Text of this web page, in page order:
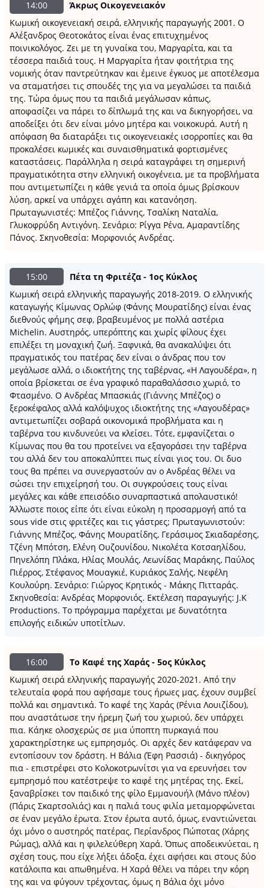
14:00
Άκρως Οικογενειακόν
Κωμική οικογενειακή σειρά, ελληνικής παραγωγής 2001. Ο
Αλέξανδρος Θεοτοκάτος είναι ένας επιτυχημένος
ποινικολόγος. Ζει με τη γυναίκα του, Μαργαρίτα, και τα
τέσσερα παιδιά τους. Η Μαργαρίτα ήταν φοιτήτρια της
νομικής όταν παντρεύτηκαν και έμεινε έγκυος με αποτέλεσμα
να σταματήσει τις σπουδές της για να μεγαλώσει τα παιδιά
της. Τώρα όμως που τα παιδιά μεγάλωσαν κάπως,
αποφασίζει να πάρει το δίπλωμά της και να δικηγορήσει, να
αποδείξει ότι δεν είναι μόνο μητέρα και νοικοκυρά. Αυτή η
απόφαση θα διαταράξει τις οικογενειακές ισορροπίες και θα
προκαλέσει κωμικές και συναισθηματικά φορτισμένες
καταστάσεις. Παράλληλα η σειρά καταγράφει τη σημερινή
πραγματικότητα στην ελληνική οικογένεια, με τα προβλήματα
που αντιμετωπίζει η κάθε γενιά τα οποία όμως βρίσκουν
λύση, αρκεί να υπάρχει αγάπη και κατανόηση.
Πρωταγωνιστές: Μπέζος Γιάννης, Τσαλίκη Ναταλία,
Γλυκοφρύδη Αντιγόνη. Σενάριο: Ρίγγα Ρένα, Αμαραντίδης
Πάνος. Σκηνοθεσία: Μορφονιός Ανδρέας.
15:00
Πέτα τη Φριτέζα - 1ος Κύκλος
Κωμική σειρά ελληνικής παραγωγής 2018-2019. O ελληνικής
καταγωγής Κίμωνας Ορλώφ (Φάνης Μουρατίδης) είναι ένας
διεθνούς φήμης σεφ, βραβευμένος με πολλά αστέρια
Michelin. Αυστηρός, υπερόπτης και χωρίς φίλους έχει
επιλέξει τη μοναχική ζωή. Ξαφνικά, θα ανακαλύψει ότι
πραγματικός του πατέρας δεν είναι ο άνδρας που τον
μεγάλωσε αλλά, ο ιδιοκτήτης της ταβέρνας, «Η Λαγουδέρα», η
οποία βρίσκεται σε ένα γραφικό παραθαλάσσιο χωριό, το
Φτασμένο. Ο Ανδρέας Μπασκιάς (Γιάννης Μπέζος) ο
ξεροκέφαλος αλλά καλόψυχος ιδιοκτήτης της «Λαγουδέρας»
αντιμετωπίζει σοβαρά οικονομικά προβλήματα και η
ταβέρνα του κινδυνεύει να κλείσει. Τότε, εμφανίζεται ο
Κίμωνας που θα του προτείνει να εξαγοράσει την ταβέρνα
του αλλά δεν του αποκαλύπτει πως είναι γιος του. Οι δυο
τους θα πρέπει να συνεργαστούν αν ο Ανδρέας θέλει να
σώσει την επιχείρησή του. Οι συγκρούσεις τους είναι
μεγάλες και κάθε επεισόδιο συναρπαστικά απολαυστικό!
Άλλωστε ποιος είπε ότι είναι εύκολη η προσαρμογή από τα
sous vide στις φριτέζες και τις γάστρες; Πρωταγωνιστούν:
Γιάννης Μπέζος, Φάνης Μουρατίδης, Γεράσιμος Σκιαδαρέσης,
Τζένη Μπότση, Ελένη Ουζουνίδου, Νικολέτα Κοτσαηλίδου,
Πηνελόπη Πλάκα, Ηλίας Μουλάς, Λεωνίδας Μαράκης, Παύλος
Πιέρρος, Στέφανος Μουαγκιέ, Κυριάκος Σαλής, Νεφέλη
Κουλούρη. Σενάριο: Γιώργος Κρητικός - Μάκης Πιτταράς.
Σκηνοθεσία: Ανδρέας Μορφονιός. Εκτέλεση παραγωγής: J.K
Productions. Το πρόγραμμα παρέχεται με δυνατότητα
επιλογής ειδικών υποτίτλων.
16:00
Το Καφέ της Χαράς - 5ος Κύκλος
Κωμική σειρά ελληνικής παραγωγής 2020-2021. Από την
τελευταία φορά που αφήσαμε τους ήρωες μας, έχουν συμβεί
πολλά και σημαντικά. Το καφέ της Χαράς (Ρένια Λουιζίδου),
που αναστάτωσε την ήρεμη ζωή του χωριού, δεν υπάρχει
πια. Κάηκε ολοσχερώς σε μια ύποπτη πυρκαγιά που
χαρακτηρίστηκε ως εμπρησμός. Οι αρχές δεν κατάφεραν να
εντοπίσουν τον δράστη. Η Βάλια (Έφη Ρασσιά) - δικηγόρος
πια - επιστρέφει στο Κολοκοτρωνίτσι για να ερευνήσει τον
εμπρησμό που κατέστρεψε το καφέ της μητέρας της. Εκεί,
ξαναβρίσκει τον παιδικό της φίλο Εμμανουήλ (Μάνο πλέον)
(Πάρις Σκαρτσολιάς) και η παλιά τους φιλία μεταμορφώνεται
σε έναν μεγάλο έρωτα. Στον έρωτα αυτό, όμως, εναντιώνεται
όχι μόνο ο αυστηρός πατέρας, Περίανδρος Πώποτας (Χάρης
Ρώμας), αλλά και η φιλελεύθερη Χαρά. Όπως αποδεικνύεται, η
σχέση τους, που είχε λήξει άδοξα, έχει αφήσει και στους δύο
κατάλοιπα και απωθημένα. Η Χαρά θέλει να πάρει την κόρη
της και να φύγουν τρέχοντας, όμως η Βάλια όχι μόνο